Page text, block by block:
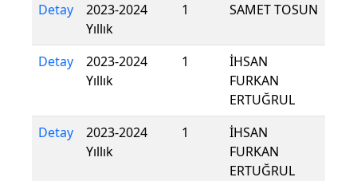
Detay
2023-2024
Yıllık
1 SAMET TOSUN
Detay
2023-2024
Yıllık
1
İHSAN
FURKAN
ERTUĞRUL
Detay
2023-2024
Yıllık
1
İHSAN
FURKAN
ERTUĞRUL